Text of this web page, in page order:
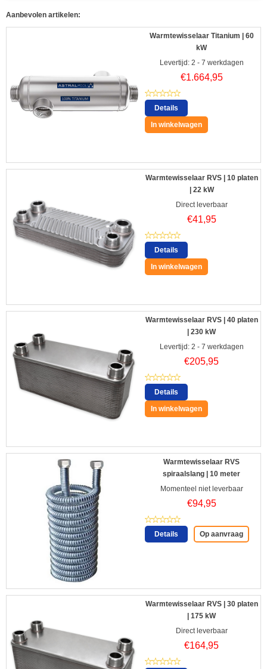
Aanbevolen artikelen:
Warmtewisselaar Titanium | 60
kW
Levertijd: 2 - 7 werkdagen
€1.664,95
Details
In winkelwagen
Warmtewisselaar RVS | 10 platen
| 22 kW
Direct leverbaar
€41,95
Details
In winkelwagen
Warmtewisselaar RVS | 40 platen
| 230 kW
Levertijd: 2 - 7 werkdagen
€205,95
Details
In winkelwagen
Warmtewisselaar RVS
spiraalslang | 10 meter
Momenteel niet leverbaar
€94,95
Details Op aanvraag
Warmtewisselaar RVS | 30 platen
| 175 kW
Direct leverbaar
€164,95